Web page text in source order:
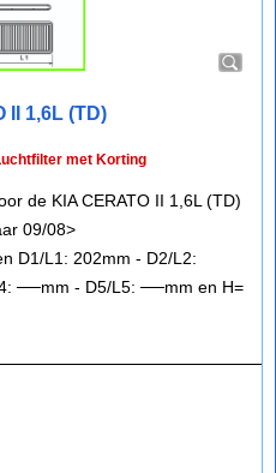
II 1,6L (TD)
met Korting
de KIA CERATO II 1,6L (TD)
09/08>
D1/L1: 202mm - D2/L2:
──mm - D5/L5: ──mm en H=